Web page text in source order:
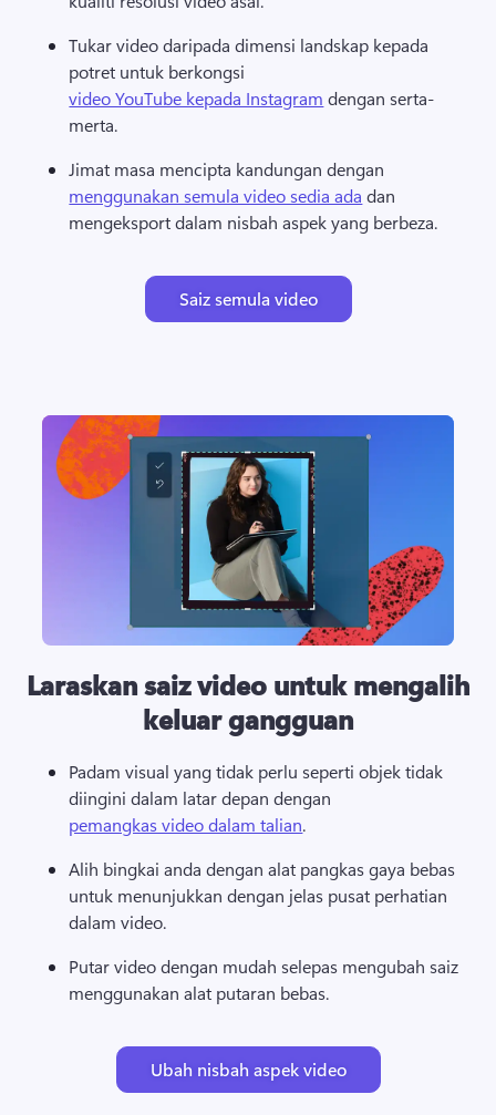
Tukar video daripada dimensi landskap kepada
potret untuk berkongsi
video YouTube kepada Instagram dengan serta-
merta.
Jimat masa mencipta kandungan dengan
menggunakan semula video sedia ada dan
mengeksport dalam nisbah aspek yang berbeza.
Saiz semula video
Laraskan saiz video untuk mengalih
keluar gangguan
Padam visual yang tidak perlu seperti objek tidak
diingini dalam latar depan dengan
pemangkas video dalam talian.
Alih bingkai anda dengan alat pangkas gaya bebas
untuk menunjukkan dengan jelas pusat perhatian
dalam video.
Putar video dengan mudah selepas mengubah saiz
menggunakan alat putaran bebas.
Ubah nisbah aspek video